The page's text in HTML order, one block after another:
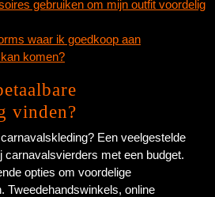
gebruiken om mijn outfit voordelig
waar ik goedkoop aan
komen?
vinden?
Een veelgestelde
met een budget.
opties om voordelige
Tweedehandswinkels, online